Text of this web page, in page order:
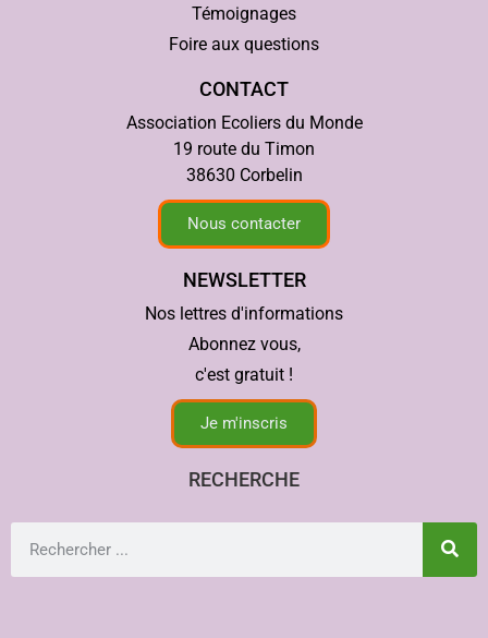
Témoignages
Foire aux questions
CONTACT
Association Ecoliers du Monde
19 route du Timon
38630 Corbelin
Nous contacter
NEWSLETTER
Nos lettres d'informations
Abonnez vous,
c'est gratuit !
Je m'inscris
RECHERCHE